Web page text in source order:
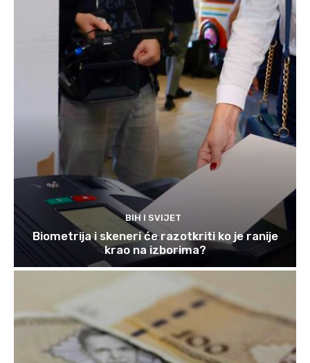
BIH I SVIJET
Biometrija i skeneri će razotkriti ko je ranije
krao na izborima?